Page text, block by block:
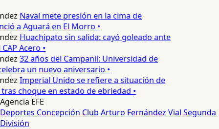
Naval mete presión en la cima de
a Aguará en El Morro •
Huachipato sin salida: cayó goleado ante
Acero •
32 años del Campanil: Universidad de
un nuevo aniversario •
Imperial Unido se refiere a situación de
choque en estado de ebriedad •
Agencia EFE
Deportes Concepción Club Arturo Fernández Vial Segunda
División